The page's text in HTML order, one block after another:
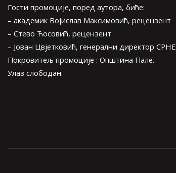
Гости промоције, поред аутора, биће:
– академик Војислав Максимовић, рецензент
– Стево Ћосовић, рецензент
– Јован Цвјетковић, генерални директор СРНЕ
Покровитељ промоције : Општина Пале.
Улаз слободан.